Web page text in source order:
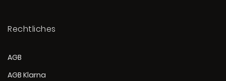
Rechtliches
AGB
AGB Klarna